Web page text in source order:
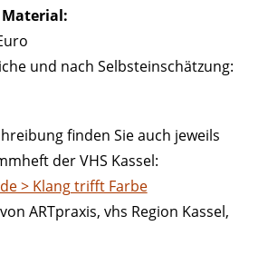
und nach Selbsteinschätzung:
finden Sie auch jeweils
der VHS Kassel:
> Klang trifft Farbe
ARTpraxis, vhs Region Kassel,